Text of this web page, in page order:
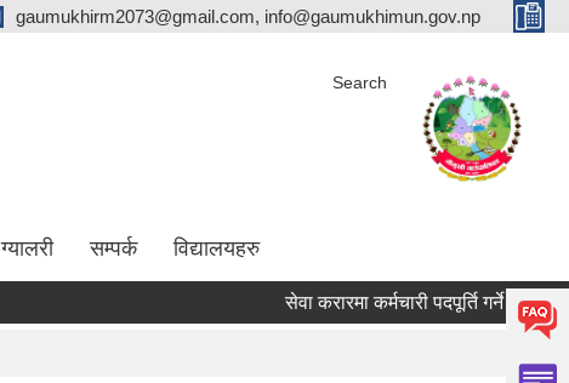
gaumukhirm2073@gmail.com, info@gaumukhimun.gov.np
Search
ग्यालरी सम्पर्क विद्यालयहरु
सेवा करारमा कर्मचारी पदपूर्ति गर्ने सम्बन्धी